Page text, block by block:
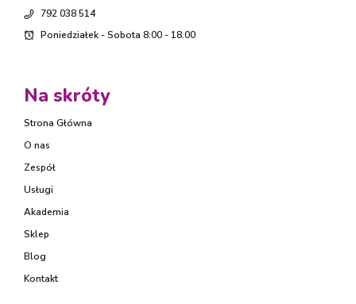
792 038 514
Poniedziałek - Sobota 8:00 - 18.00
Na skróty
Strona Główna
O nas
Zespół
Usługi
Akademia
Sklep
Blog
Kontakt